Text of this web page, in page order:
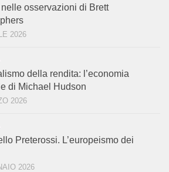
osservazioni di Brett
2026
della rendita: l’economia
di Michael Hudson
2026
Preterossi. L’europeismo dei
2026